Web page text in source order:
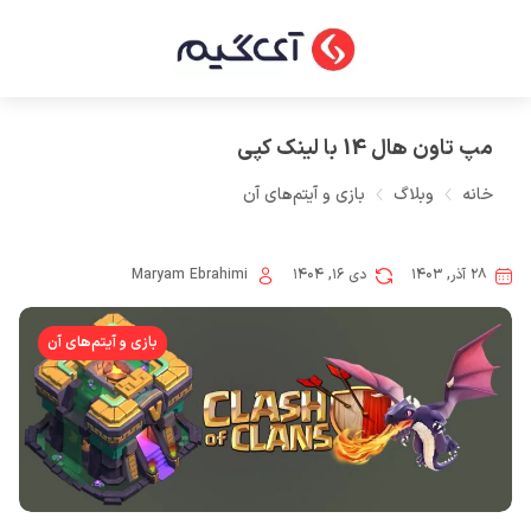
مپ تاون هال 14 با لینک کپی
خانه وبلاگ بازی و آیتم‌های آن
۲۸ آذر, ۱۴۰۳ دی ۱۶, ۱۴۰۴ Maryam Ebrahimi
بازی و آیتم‌های آن